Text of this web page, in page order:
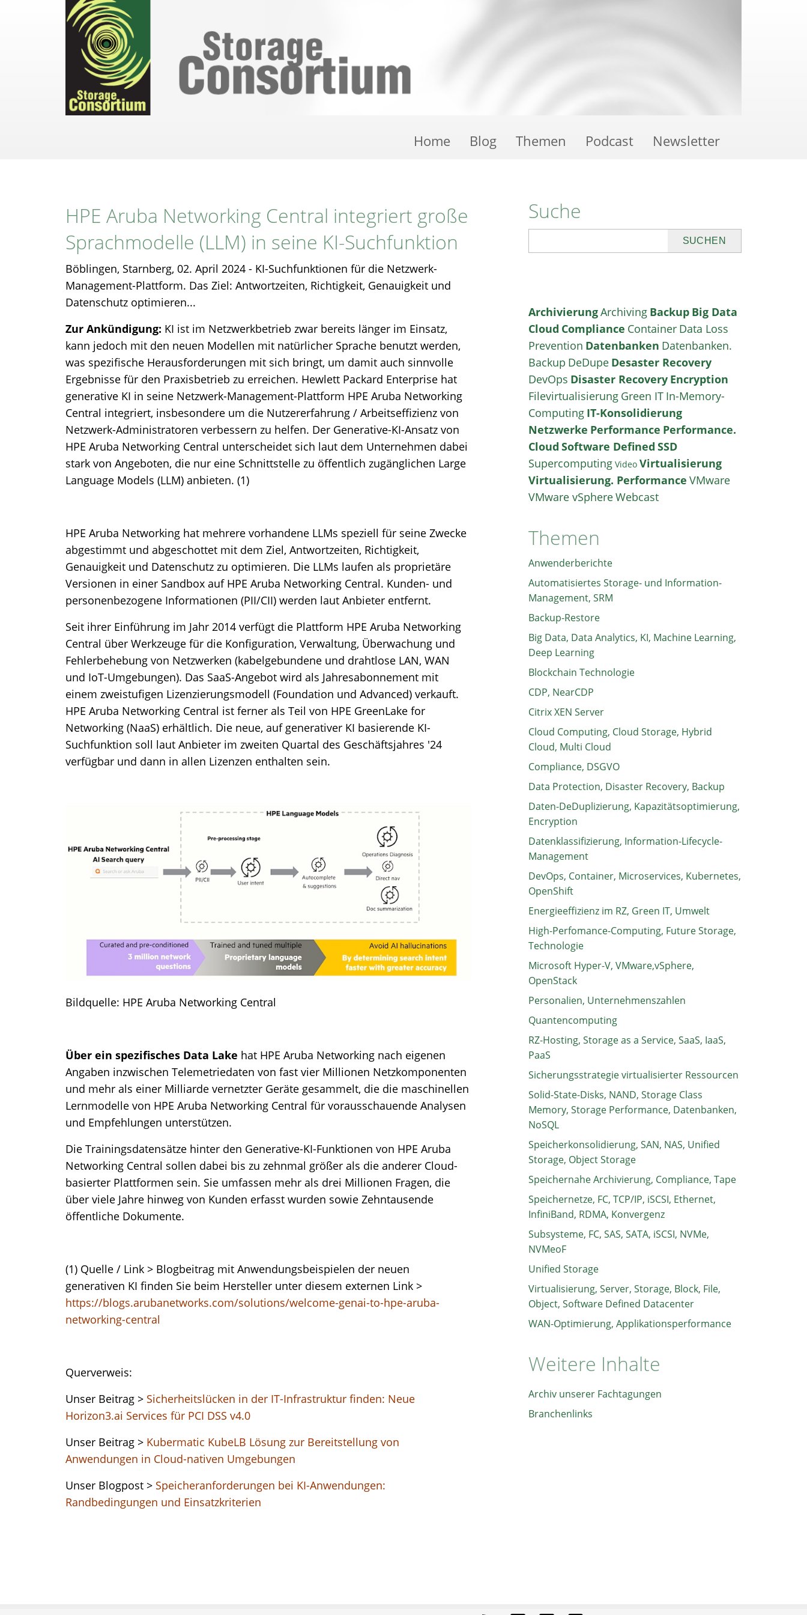
Home Blog Themen Podcast Newsletter
HPE Aruba Networking Central integriert große
Sprachmodelle (LLM) in seine KI-Suchfunktion
Böblingen, Starnberg, 02. April 2024 - KI-Suchfunktionen für die Netzwerk-
Management-Plattform. Das Ziel: Antwortzeiten, Richtigkeit, Genauigkeit und
Datenschutz optimieren...
Zur Ankündigung: KI ist im Netzwerkbetrieb zwar bereits länger im Einsatz,
kann jedoch mit den neuen Modellen mit natürlicher Sprache benutzt werden,
was spezifische Herausforderungen mit sich bringt, um damit auch sinnvolle
Ergebnisse für den Praxisbetrieb zu erreichen. Hewlett Packard Enterprise hat
generative KI in seine Netzwerk-Management-Plattform HPE Aruba Networking
Central integriert, insbesondere um die Nutzererfahrung / Arbeitseffizienz von
Netzwerk-Administratoren verbessern zu helfen. Der Generative-KI-Ansatz von
HPE Aruba Networking Central unterscheidet sich laut dem Unternehmen dabei
stark von Angeboten, die nur eine Schnittstelle zu öffentlich zugänglichen Large
Language Models (LLM) anbieten. (1)
HPE Aruba Networking hat mehrere vorhandene LLMs speziell für seine Zwecke
abgestimmt und abgeschottet mit dem Ziel, Antwortzeiten, Richtigkeit,
Genauigkeit und Datenschutz zu optimieren. Die LLMs laufen als proprietäre
Versionen in einer Sandbox auf HPE Aruba Networking Central. Kunden- und
personenbezogene Informationen (PII/CII) werden laut Anbieter entfernt.
Seit ihrer Einführung im Jahr 2014 verfügt die Plattform HPE Aruba Networking
Central über Werkzeuge für die Konfiguration, Verwaltung, Überwachung und
Fehlerbehebung von Netzwerken (kabelgebundene und drahtlose LAN, WAN
und IoT-Umgebungen). Das SaaS-Angebot wird als Jahresabonnement mit
einem zweistufigen Lizenzierungsmodell (Foundation und Advanced) verkauft.
HPE Aruba Networking Central ist ferner als Teil von HPE GreenLake for
Networking (NaaS) erhältlich. Die neue, auf generativer KI basierende KI-
Suchfunktion soll laut Anbieter im zweiten Quartal des Geschäftsjahres '24
verfügbar und dann in allen Lizenzen enthalten sein.
Bildquelle: HPE Aruba Networking Central
Über ein spezifisches Data Lake hat HPE Aruba Networking nach eigenen
Angaben inzwischen Telemetriedaten von fast vier Millionen Netzkomponenten
und mehr als einer Milliarde vernetzter Geräte gesammelt, die die maschinellen
Lernmodelle von HPE Aruba Networking Central für vorausschauende Analysen
und Empfehlungen unterstützen.
Die Trainingsdatensätze hinter den Generative-KI-Funktionen von HPE Aruba
Networking Central sollen dabei bis zu zehnmal größer als die anderer Cloud-
basierter Plattformen sein. Sie umfassen mehr als drei Millionen Fragen, die
über viele Jahre hinweg von Kunden erfasst wurden sowie Zehntausende
öffentliche Dokumente.
(1) Quelle / Link > Blogbeitrag mit Anwendungsbeispielen der neuen
generativen KI finden Sie beim Hersteller unter diesem externen Link >
https://blogs.arubanetworks.com/solutions/welcome-genai-to-hpe-aruba-
networking-central
Querverweis:
Unser Beitrag > Sicherheitslücken in der IT-Infrastruktur finden: Neue
Horizon3.ai Services für PCI DSS v4.0
Unser Beitrag > Kubermatic KubeLB Lösung zur Bereitstellung von
Anwendungen in Cloud-nativen Umgebungen
Unser Blogpost > Speicheranforderungen bei KI-Anwendungen:
Randbedingungen und Einsatzkriterien
Suche
ArchivierungArchiving Backup Big Data
Cloud Compliance Container Data Loss
Prevention Datenbanken Datenbanken.
Backup DeDupe Desaster Recovery
DevOps Disaster Recovery Encryption
Filevirtualisierung Green IT In-Memory-
Computing IT-Konsolidierung
Netzwerke Performance Performance.
Cloud Software Defined SSD
Supercomputing Video Virtualisierung
Virtualisierung. Performance VMware
VMware vSphereWebcast
Themen
Anwenderberichte
Automatisiertes Storage- und Information-
Management, SRM
Backup-Restore
Big Data, Data Analytics, KI, Machine Learning,
Deep Learning
Blockchain Technologie
CDP, NearCDP
Citrix XEN Server
Cloud Computing, Cloud Storage, Hybrid
Cloud, Multi Cloud
Compliance, DSGVO
Data Protection, Disaster Recovery, Backup
Daten-DeDuplizierung, Kapazitätsoptimierung,
Encryption
Datenklassifizierung, Information-Lifecycle-
Management
DevOps, Container, Microservices, Kubernetes,
OpenShift
Energieeffizienz im RZ, Green IT, Umwelt
High-Perfomance-Computing, Future Storage,
Technologie
Microsoft Hyper-V, VMware,vSphere,
OpenStack
Personalien, Unternehmenszahlen
Quantencomputing
RZ-Hosting, Storage as a Service, SaaS, IaaS,
PaaS
Sicherungsstrategie virtualisierter Ressourcen
Solid-State-Disks, NAND, Storage Class
Memory, Storage Performance, Datenbanken,
NoSQL
Speicherkonsolidierung, SAN, NAS, Unified
Storage, Object Storage
Speichernahe Archivierung, Compliance, Tape
Speichernetze, FC, TCP/IP, iSCSI, Ethernet,
InfiniBand, RDMA, Konvergenz
Subsysteme, FC, SAS, SATA, iSCSI, NVMe,
NVMeoF
Unified Storage
Virtualisierung, Server, Storage, Block, File,
Object, Software Defined Datacenter
WAN-Optimierung, Applikationsperformance
Weitere Inhalte
Archiv unserer Fachtagungen
Branchenlinks